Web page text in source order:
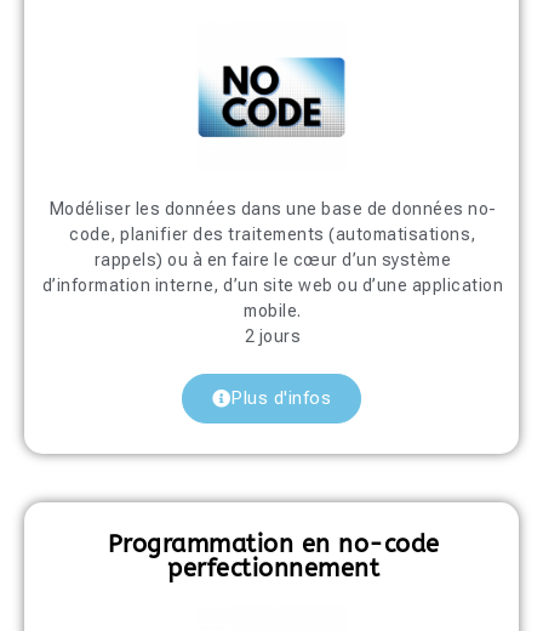
Modéliser les données dans une base de données no-
code, planifier des traitements (automatisations,
rappels) ou à en faire le cœur d’un système
d’information interne, d’un site web ou d’une application
mobile.
2 jours
Plus d'infos
Programmation en no-code
perfectionnement